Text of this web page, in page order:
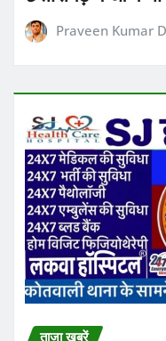
ताजा ख़बरें
शनिवार, 8 अगस्त
नई जिम्मेदारी या
मिल सकता है
Praveen Kumar
छत्तीसगढ़